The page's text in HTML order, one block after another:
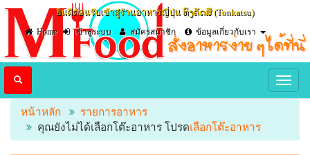
ยินดีต้อนรับเข้าสู่ร้านอาหารญี่ปุ่น ທົງຄັດສຶ​ (Tonkatsu)​
Home
เข้าสู่ระบบ สมัครสมาชิก ข้อมูลเกี่ยวกับเรา
หน้าหลัก
รายการอาหาร
คุณยังไม่ได้เลือกโต๊ะอาหาร โปรดเลือกโต๊ะอาหาร